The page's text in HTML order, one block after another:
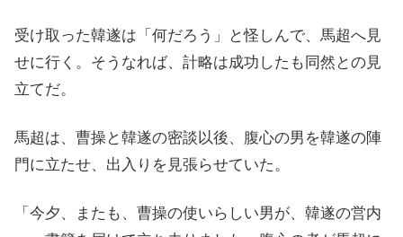
受け取った韓遂は「何だろう」と怪しんで、馬超へ見
せに行く。そうなれば、計略は成功したも同然との見
立てだ。
馬超は、曹操と韓遂の密談以後、腹心の男を韓遂の陣
門に立たせ、出入りを見張らせていた。
「今夕、またも、曹操の使いらしい男が、韓遂の営内